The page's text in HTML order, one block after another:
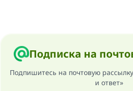
Подписка на
Подпишитесь на почтовую
и ответ»